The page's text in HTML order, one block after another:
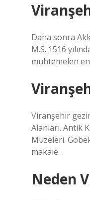
Daha sonra
M.S. 1516
muhtemelen en
Viranşehir
Alanları. Antik
Müzeleri.
makale…
Neden